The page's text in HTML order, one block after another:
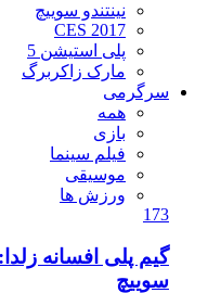
نینتندو سوییچ
CES 2017
پلی استیشن 5
مارک زاکربرگ
سرگرمی
همه
بازی
فیلم سینما
موسیقی
ورزش ها
173
گیم پلی افسانه
سوییچ